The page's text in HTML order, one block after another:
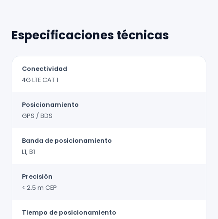
Especificaciones técnicas
Conectividad
4G LTE CAT 1
Posicionamiento
GPS / BDS
Banda de posicionamiento
L1, B1
Precisión
< 2.5 m CEP
Tiempo de posicionamiento